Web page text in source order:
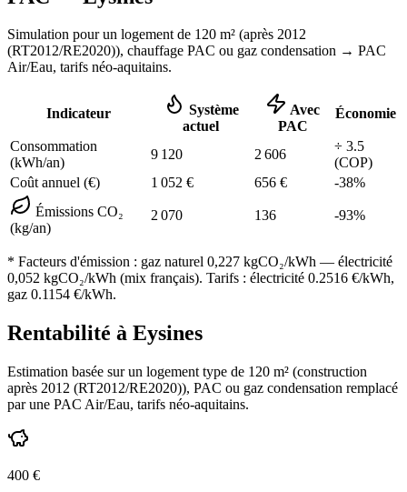
Simulation pour un logement de 120 m² (après 2012
(RT2012/RE2020)), chauffage PAC ou gaz condensation → PAC
Air/Eau, tarifs néo-aquitains.
Indicateur
Système
actuel
Avec
PAC
Économie
Consommation
(kWh/an)
9 120 2 606
÷ 3.5
(COP)
Coût annuel (€)
1 052 € 656 € -38%
Émissions CO₂
(kg/an)
2 070 136 -93%
* Facteurs d'émission : gaz naturel 0,227 kgCO₂/kWh — électricité
0,052 kgCO₂/kWh (mix français). Tarifs : électricité 0.2516 €/kWh,
gaz 0.1154 €/kWh.
Rentabilité à Eysines
Estimation basée sur un logement type de 120 m² (construction
après 2012 (RT2012/RE2020)), PAC ou gaz condensation remplacé
par une PAC Air/Eau, tarifs néo-aquitains.
400 €